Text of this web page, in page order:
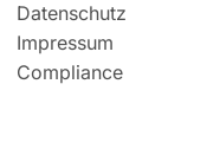
Datenschutz
Impressum
Compliance